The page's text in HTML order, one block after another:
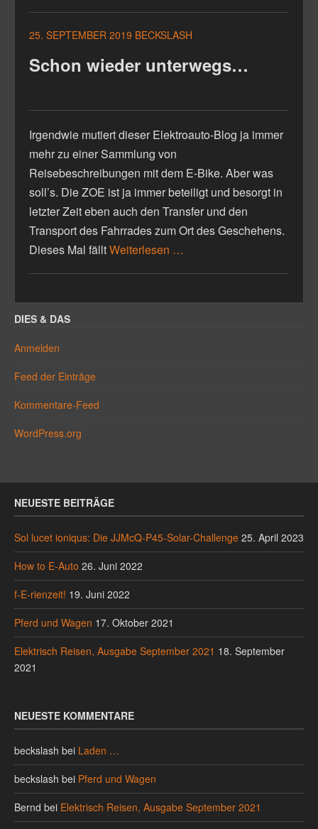
25. SEPTEMBER 2019 BECKSLASH
Schon wieder unterwegs…
Irgendwie mutiert dieser Elektroauto-Blog ja immer
mehr zu einer Sammlung von
Reisebeschreibungen mit dem E-Bike. Aber was
soll’s. Die ZOE ist ja immer beteiligt und besorgt in
letzter Zeit eben auch den Transfer und den
Transport des Fahrrades zum Ort des Geschehens.
Dieses Mal fälltWeiterlesen …
DIES & DAS
Anmelden
Feed der Einträge
Kommentare-Feed
WordPress.org
NEUESTE BEITRÄGE
Sol lucet ioniqus: Die JJMcQ-P45-Solar-Challenge 25. April 2023
How to E-Auto 26. Juni 2022
f-E-rienzeit! 19. Juni 2022
Pferd und Wagen 17. Oktober 2021
Elektrisch Reisen, Ausgabe September 2021 18. September
2021
NEUESTE KOMMENTARE
beckslash bei Laden …
beckslash bei Pferd und Wagen
Bernd bei Elektrisch Reisen, Ausgabe September 2021